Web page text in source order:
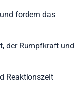
fordern das
der Rumpfkraft und
Reaktionszeit